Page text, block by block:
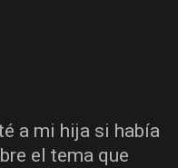
a mi hija si había
el tema que